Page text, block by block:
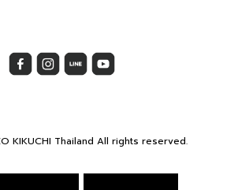
KIKUCHI Thailand All rights reserved.